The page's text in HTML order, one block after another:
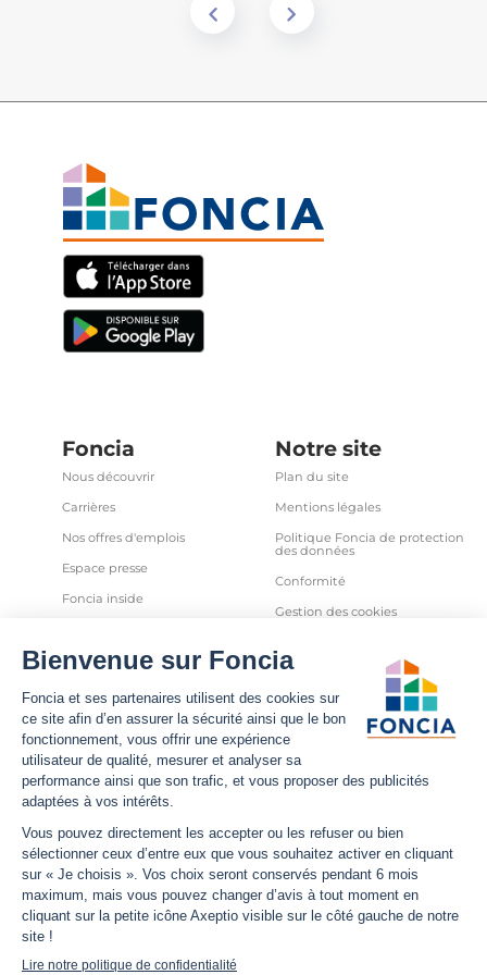
Foncia
Nous découvrir
Carrières
Nos offres d'emplois
Espace presse
Foncia inside
Partenaires
Notre site
Plan du site
Mentions légales
Politique Foncia de protection
des données
Conformité
Gestion des cookies
et autres traceurs
Sécurité informatique
Déclaration d'accessibilité
Infos utiles
Nous contacter
Estimation bien immobilier
Estimation loyer
Actualités
Nous suivre
Facebook
LinkedIn
YouTube
Instagram